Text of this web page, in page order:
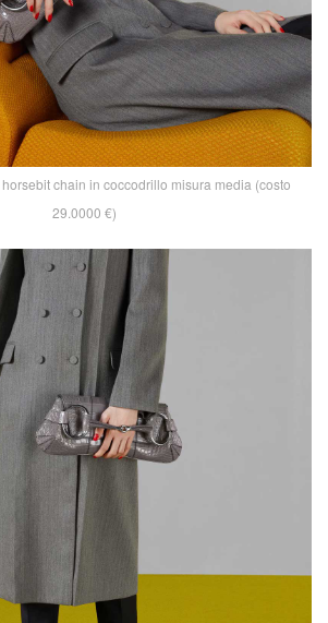
chain in coccodrillo misura media (costo
29.0000 €)